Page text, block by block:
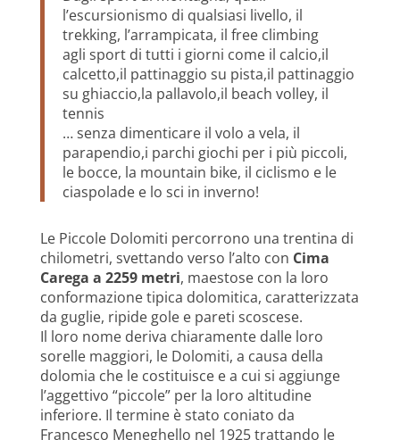
l’escursionismo di qualsiasi livello, il
trekking, l’arrampicata, il free climbing
agli sport di tutti i giorni come il calcio,il
calcetto,il pattinaggio su pista,il pattinaggio
su ghiaccio,la pallavolo,il beach volley, il
tennis
… senza dimenticare il volo a vela, il
parapendio,i parchi giochi per i più piccoli,
le bocce, la mountain bike, il ciclismo e le
ciaspolade e lo sci in inverno!
Le Piccole Dolomiti percorrono una trentina di
chilometri, svettando verso l’alto con Cima
Carega a 2259 metri, maestose con la loro
conformazione tipica dolomitica, caratterizzata
da guglie, ripide gole e pareti scoscese.
Il loro nome deriva chiaramente dalle loro
sorelle maggiori, le Dolomiti, a causa della
dolomia che le costituisce e a cui si aggiunge
l’aggettivo “piccole” per la loro altitudine
inferiore. Il termine è stato coniato da
Francesco Meneghello nel 1925 trattando le